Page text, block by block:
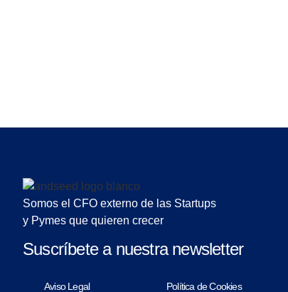
Somos el CFO externo de las Startups
y Pymes que quieren crecer
Suscríbete a nuestra newsletter
Aviso Legal Política de Cookies